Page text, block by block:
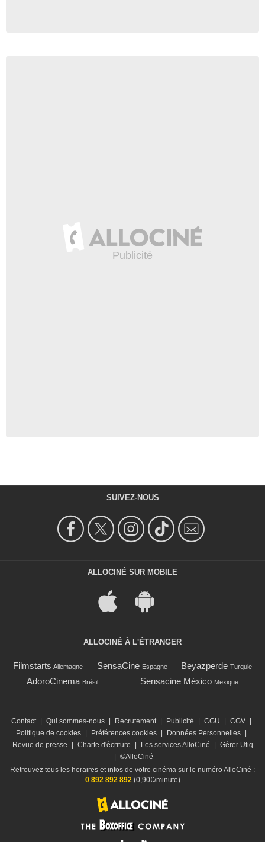
SUIVEZ-NOUS
ALLOCINÉ SUR MOBILE
ALLOCINÉ À L'ÉTRANGER
Filmstarts Allemagne SensaCine Espagne Beyazperde Turquie
AdoroCinema Brésil Sensacine México Mexique
Contact | Qui sommes-nous | Recrutement | Publicité | CGU | CGV |
Politique de cookies | Préférences cookies | Données Personnelles |
Revue de presse
| Charte d'écriture | Les services AlloCiné | Gérer Utiq
| ©AlloCiné
Retrouvez tous les horaires et infos de votre cinéma sur le numéro AlloCiné :
0 892 892 892(0,90€/minute)